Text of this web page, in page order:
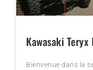
Kawasaki Teryx
Bienvenue dans la